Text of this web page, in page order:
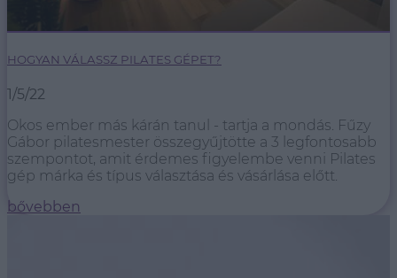
HOGYAN VÁLASSZ PILATES GÉPET?
1/5/22
Okos ember más kárán tanul - tartja a mondás. Fűzy
Gábor pilatesmester összegyűjtötte a 3 legfontosabb
szempontot, amit érdemes figyelembe venni Pilates
gép márka és típus választása és vásárlása előtt.
bővebben